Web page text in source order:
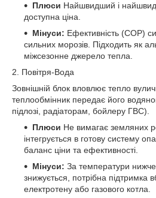
Плюси Найшвидший і
доступна ціна.
Мінуси: Ефективність (COP)
сильних морозів. Підходить як
міжсезонне джерело тепла.
2. Повітря-Вода
Зовнішній блок вловлює тепло
теплообмінник передає його
підлозі, радіаторам, бойлеру ГВС).
Плюси Не вимагає земляних
інтегрується в готову систему
баланс ціни та ефективності.
Мінуси: За температури
знижується, потрібна підтримка
електротену або газового котла.